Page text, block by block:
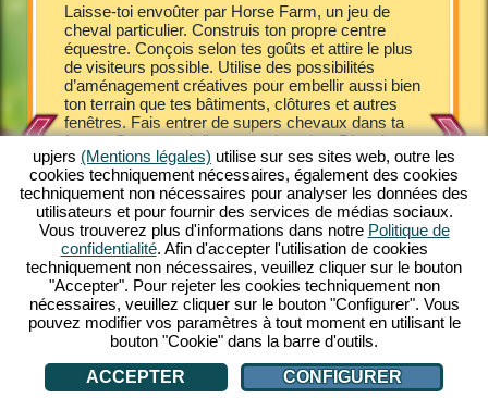
des
un jeu
un
Laisse-toi envoûter par Horse Farm, un jeu de
cheval particulier. Construis ton propre centre
équestre. Conçois selon tes goûts et attire le plus
de visiteurs possible. Utilise des possibilités
d’aménagement créatives pour embellir aussi bien
ton terrain que tes bâtiments, clôtures et autres
fenêtres. Fais entrer de supers chevaux dans ta
ferme. Occupe-toi d'eux et soigne-les. Divertis et
sers tes visiteurs. Bichonne-les avec quelques
délices et héberge-les dans de confortables gîtes.
Horse Farm te fait plonger dans un cadre
fascinant. Avec un look comic coloré, Horse Farm
t'offre de multiples plaisirs de jeu hors pair.
Possède différentes races de chevaux dans ton
ranch. Découvre cet unique jeu en ligne
gratuitement sur ton PC. Viens jouer!
naître
au pur-
poney
entrer
Tout ce
upjers (Mentions légales) utilise sur ses sites web, outre les
cookies techniquement nécessaires, également des cookies
techniquement non nécessaires pour analyser les données des
utilisateurs et pour fournir des services de médias sociaux.
Vous trouverez plus d'informations dans notre Politique de
confidentialité. Afin d'accepter l'utilisation de cookies
techniquement non nécessaires, veuillez cliquer sur le bouton
"Accepter". Pour rejeter les cookies techniquement non
nécessaires, veuillez cliquer sur le bouton "Configurer". Vous
pouvez modifier vos paramètres à tout moment en utilisant le
bouton "Cookie" dans la barre d'outils.
ACCEPTER
CONFIGURER